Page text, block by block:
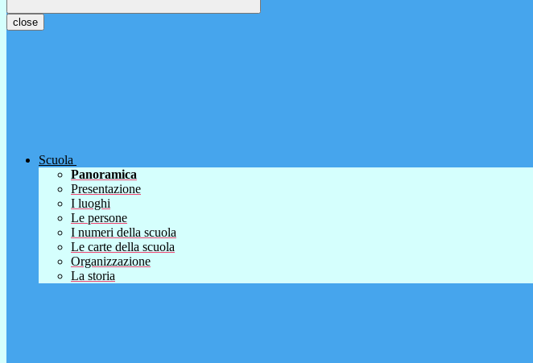
close
Scuola
Panoramica
Presentazione
I luoghi
Le persone
I numeri della scuola
Le carte della scuola
Organizzazione
La storia